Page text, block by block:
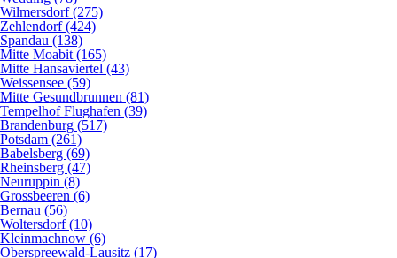
Wilmersdorf (275)
Zehlendorf (424)
Spandau (138)
Mitte Moabit (165)
Mitte Hansaviertel (43)
Weissensee (59)
Mitte Gesundbrunnen (81)
Tempelhof Flughafen (39)
Brandenburg (517)
Potsdam (261)
Babelsberg (69)
Rheinsberg (47)
Neuruppin (8)
Grossbeeren (6)
Bernau (56)
Woltersdorf (10)
Kleinmachnow (6)
Oberspreewald-Lausitz (17)